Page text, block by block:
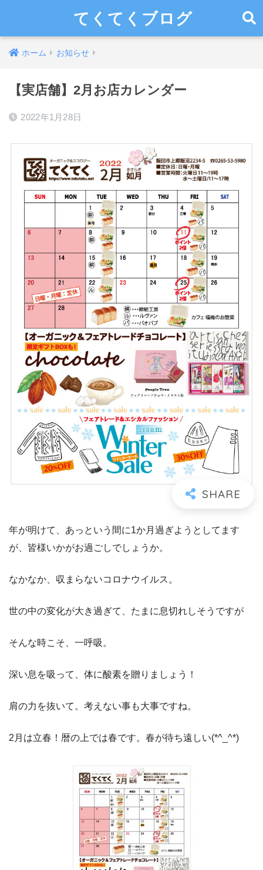
てくてくブログ
ホーム お知らせ
【実店舗】2月お店カレンダー
2022年1月28日
年が明けて、あっという間に1か月過ぎようとしてます
が、皆様いかがお過ごしでしょうか。
なかなか、収まらないコロナウイルス。
世の中の変化が大き過ぎて、たまに息切れしそうですが
そんな時こそ、一呼吸。
深い息を吸って、体に酸素を贈りましょう！
肩の力を抜いて。考えない事も大事ですね。
2月は立春！暦の上では春です。春が待ち遠しい(*^_^*)